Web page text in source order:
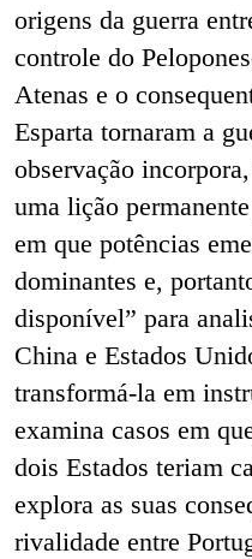
origens da guerra
controle do
Atenas e o
Esparta tornaram a
observação
uma lição
em que potências
dominantes e,
disponível” para
China e Estados
transformá-la em
examina casos em
dois Estados teriam
explora as suas
rivalidade entre